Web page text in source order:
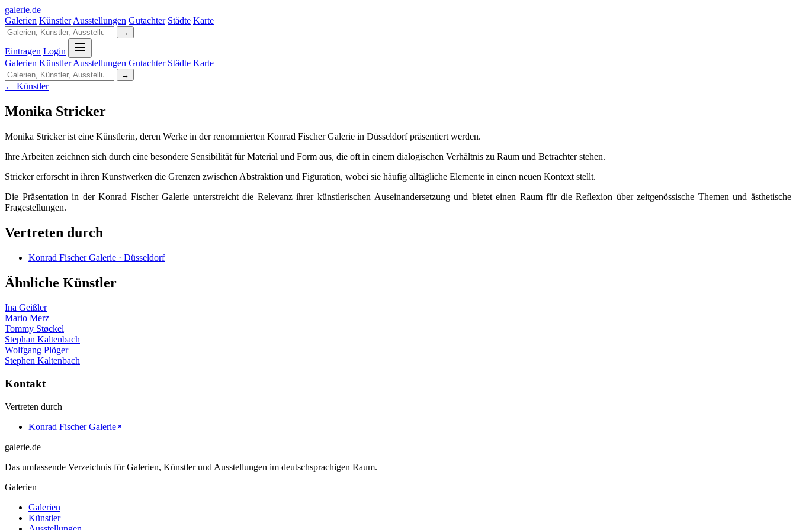
galerie.de
Galerien Künstler Ausstellungen Gutachter Städte Karte
→
Eintragen Login
Galerien Künstler Ausstellungen Gutachter Städte Karte
→
← Künstler
Monika Stricker
Monika Stricker ist eine Künstlerin, deren Werke in der renommierten Konrad Fischer Galerie in Düsseldorf präsentiert werden.
Ihre Arbeiten zeichnen sich durch eine besondere Sensibilität für Material und Form aus, die oft in einem dialogischen Verhältnis zu Raum und Betrachter stehen.
Stricker erforscht in ihren Kunstwerken die Grenzen zwischen Abstraktion und Figuration, wobei sie häufig alltägliche Elemente in einen neuen Kontext stellt.
Die Präsentation in der Konrad Fischer Galerie unterstreicht die Relevanz ihrer künstlerischen Auseinandersetzung und bietet einen Raum für die Reflexion über zeitgenössische Themen und ästhetische
Fragestellungen.
Vertreten durch
Konrad Fischer Galerie · Düsseldorf
Ähnliche Künstler
Ina Geißler
Mario Merz
Tommy Støckel
Stephan Kaltenbach
Wolfgang Plöger
Stephen Kaltenbach
Kontakt
Vertreten durch
Konrad Fischer Galerie
galerie.de
Das umfassende Verzeichnis für Galerien, Künstler und Ausstellungen im deutschsprachigen Raum.
Galerien
Galerien
Künstler